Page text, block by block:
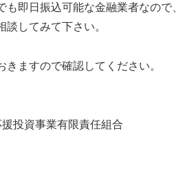
も即日振込可能な金融業者なので、
談してみて下さい。
きますので確認してください。
投資事業有限責任組合